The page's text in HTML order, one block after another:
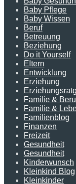
Baby Pflege
Baby Wissen
Beruf
Betreuung
Beziehung
Do it Yourself
Eltern
Entwicklung
Erziehung
Familie &
Familie &
Familienblog
Finanzen
Freizeit
Gesundheit
Gesundheit
Kinderwunsch
Kleinkind Blog
Kleinkinder